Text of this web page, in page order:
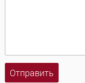
Отправить